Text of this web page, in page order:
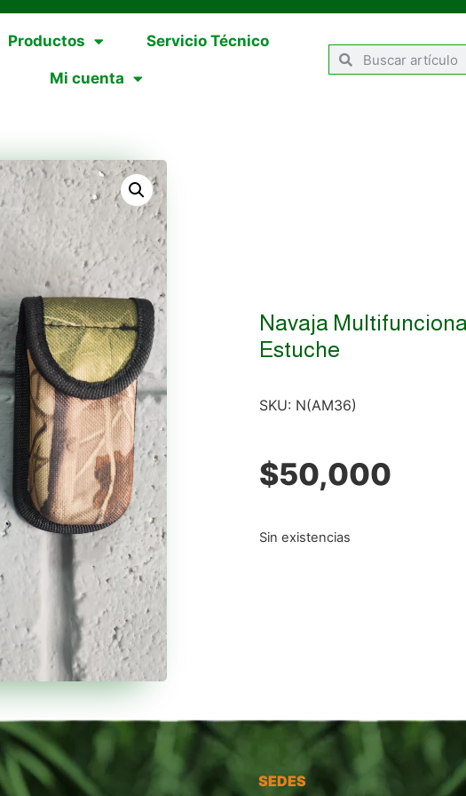
Productos Servicio Técnico
Mi cuenta
Navaja
Estuche
SKU: N(AM36)
$50,000
Sin existencias
SEDES